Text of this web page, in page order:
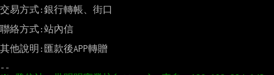
交易方式:銀行轉帳、街口
聯絡方式:站內信
其他說明:匯款後APP轉贈